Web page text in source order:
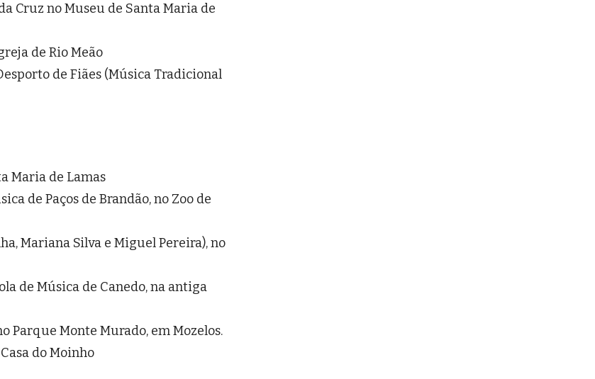
Cruz no Museu de Santa Maria de
de Rio Meão
de Fiães (Música Tradicional
Maria de Lamas
de Paços de Brandão, no Zoo de
Mariana Silva e Miguel Pereira), no
de Música de Canedo, na antiga
Parque Monte Murado, em Mozelos.
do Moinho